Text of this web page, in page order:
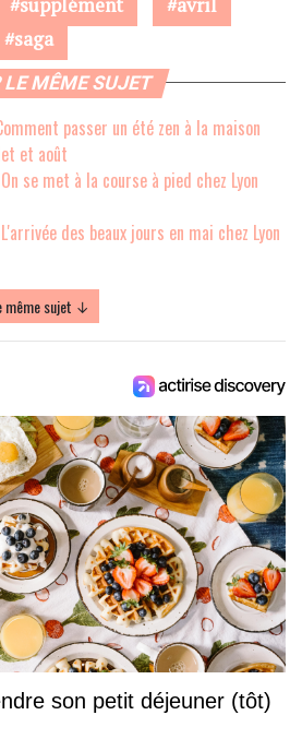
saga
LE MÊME SUJET
passer un été zen à la maison
et août
On se met à la course à pied chez Lyon
L'arrivée des beaux jours en mai chez Lyon
même sujet ↓
son petit déjeuner (tôt)